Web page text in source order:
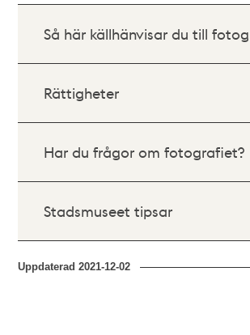
Så här källhänvisar du till
Rättigheter
Har du frågor om fotografiet?
Stadsmuseet tipsar
Uppdaterad2021-12-02